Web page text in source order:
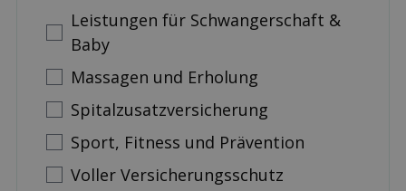
Leistungen für Schwangerschaft &
Baby
Massagen und Erholung
Spitalzusatzversicherung
Sport, Fitness und Prävention
Voller Versicherungsschutz